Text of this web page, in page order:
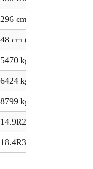
296 cm (116.6 Zoll)
48 cm (19.2 Zoll)
5470 kg (12.060 lbs)
6424 kg (14.163 lbs)
8799 kg (19.400 lbs)
14.9R28
18.4R38